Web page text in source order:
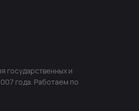
государственных и
года. Работаем по